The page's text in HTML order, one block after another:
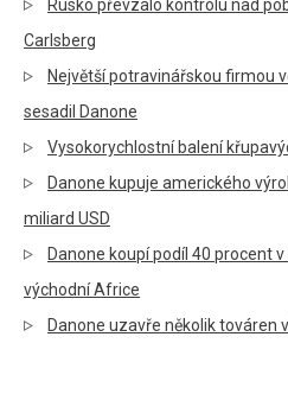
Rusko převzalo kontrolu nad
Carlsberg
Největší potravinářskou firmou
sesadil Danone
Vysokorychlostní balení
Danone kupuje amerického
miliard USD
Danone koupí podíl 40 procent
východní Africe
Danone uzavře několik továren